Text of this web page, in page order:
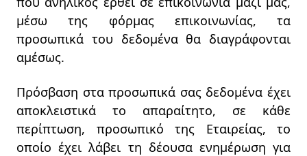
μέσω της φόρμας επικοινωνίας, τα
προσωπικά του δεδομένα θα διαγράφονται
αμέσως.
Πρόσβαση στα προσωπικά σας δεδομένα έχει
αποκλειστικά το απαραίτητο, σε κάθε
περίπτωση, προσωπικό της Εταιρείας, το
οποίο έχει λάβει τη δέουσα ενημέρωση για